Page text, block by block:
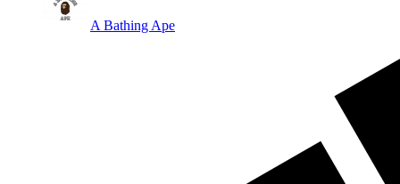
A Bathing Ape